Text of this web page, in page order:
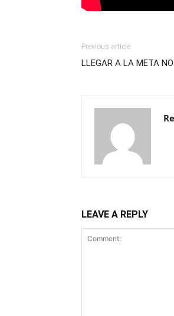
Previous article
LLEGAR A LA META
LEAVE A REPLY